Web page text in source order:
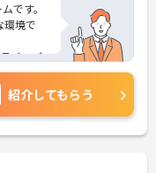
です。
環境で
イフバ
、さら
談くだ
紹介してもらう